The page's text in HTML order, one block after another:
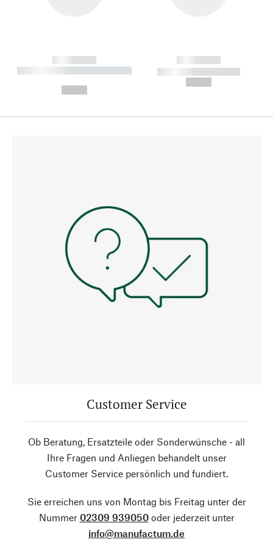
------------
----------- ----------- --------
------------
----------- -----------
Customer Service
Ob Beratung, Ersatzteile oder Sonderwünsche - all
Ihre Fragen und Anliegen behandelt unser
Customer Service persönlich und fundiert.
Sie erreichen uns von Montag bis Freitag unter der
Nummer 02309 939050oder jederzeit unter
info@manufactum.de